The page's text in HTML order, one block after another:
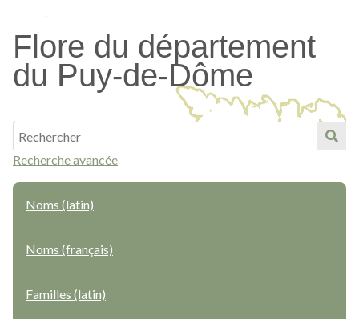
contenu
principal
Flore du département
du Puy-de-Dôme
Recherche avancée
Noms (latin)
Noms (français)
Familles (latin)